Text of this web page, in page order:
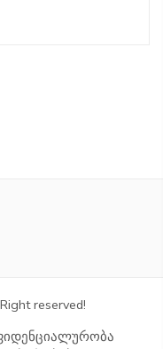
reserved!